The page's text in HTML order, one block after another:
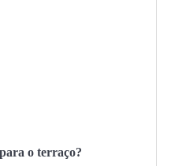
o terraço?